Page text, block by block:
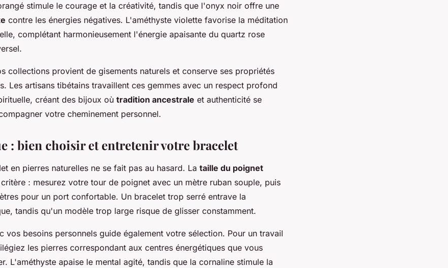
stimule le courage et la créativité, tandis que l'onyx noir offre une
contre les énergies négatives. L'améthyste violette favorise la méditation
complétant harmonieusement l'énergie apaisante du quartz rose
collections provient de gisements naturels et conserve ses propriétés
Les artisans tibétains travaillent ces gemmes avec un respect profond
créant des bijoux où tradition ancestrale et authenticité se
votre cheminement personnel.
: bien choisir et entretenir votre bracelet
en pierres naturelles ne se fait pas au hasard. La taille du poignet
: mesurez votre tour de poignet avec un mètre ruban souple, puis
pour un port confortable. Un bracelet trop serré entrave la
tandis qu'un modèle trop large risque de glisser constamment.
vos besoins personnels guide également votre sélection. Pour un travail
les pierres correspondant aux centres énergétiques que vous
L'améthyste apaise le mental agité, tandis que la cornaline stimule la